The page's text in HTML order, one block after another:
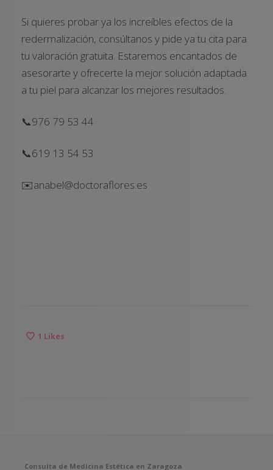
Si quieres probar ya los increíbles efectos de la
redermalización, consúltanos y pide ya tu cita para
tu valoración gratuita. Estaremos encantados de
asesorarte y ofrecerte la mejor solución adaptada
a tu piel para alcanzar los mejores resultados.
📞976 79 53 44
📞619 13 54 53
✉️anabel@doctoraflores.es
1 Likes
Consulta de Medicina Estética en Zaragoza